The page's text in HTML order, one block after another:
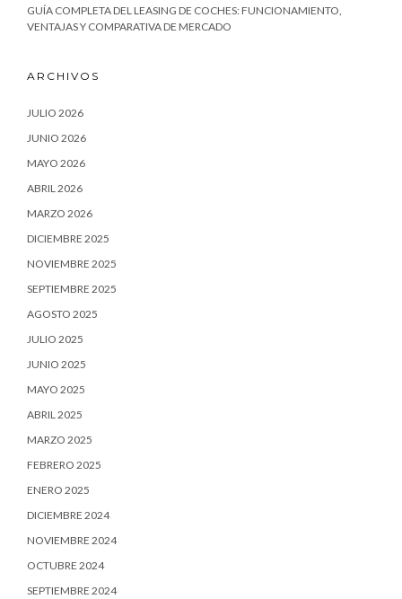
GUÍA COMPLETA DEL LEASING DE COCHES: FUNCIONAMIENTO,
VENTAJAS Y COMPARATIVA DE MERCADO
ARCHIVOS
JULIO 2026
JUNIO 2026
MAYO 2026
ABRIL 2026
MARZO 2026
DICIEMBRE 2025
NOVIEMBRE 2025
SEPTIEMBRE 2025
AGOSTO 2025
JULIO 2025
JUNIO 2025
MAYO 2025
ABRIL 2025
MARZO 2025
FEBRERO 2025
ENERO 2025
DICIEMBRE 2024
NOVIEMBRE 2024
OCTUBRE 2024
SEPTIEMBRE 2024